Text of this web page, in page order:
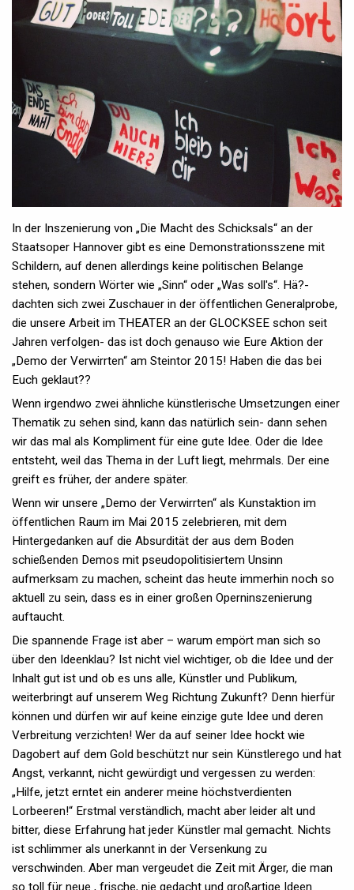
In der Inszenierung von „Die Macht des Schicksals“ an der
Staatsoper Hannover gibt es eine Demonstrationsszene mit
Schildern, auf denen allerdings keine politischen Belange
stehen, sondern Wörter wie „Sinn“ oder „Was soll's“. Hä?-
dachten sich zwei Zuschauer in der öffentlichen Generalprobe,
die unsere Arbeit im THEATER an der GLOCKSEE schon seit
Jahren verfolgen- das ist doch genauso wie Eure Aktion der
„Demo der Verwirrten“ am Steintor 2015! Haben die das bei
Euch geklaut??
Wenn irgendwo zwei ähnliche künstlerische Umsetzungen einer
Thematik zu sehen sind, kann das natürlich sein- dann sehen
wir das mal als Kompliment für eine gute Idee. Oder die Idee
entsteht, weil das Thema in der Luft liegt, mehrmals. Der eine
greift es früher, der andere später.
Wenn wir unsere „Demo der Verwirrten“ als Kunstaktion im
öffentlichen Raum im Mai 2015 zelebrieren, mit dem
Hintergedanken auf die Absurdität der aus dem Boden
schießenden Demos mit pseudopolitisiertem Unsinn
aufmerksam zu machen, scheint das heute immerhin noch so
aktuell zu sein, dass es in einer großen Operninszenierung
auftaucht.
Die spannende Frage ist aber – warum empört man sich so
über den Ideenklau? Ist nicht viel wichtiger, ob die Idee und der
Inhalt gut ist und ob es uns alle, Künstler und Publikum,
weiterbringt auf unserem Weg Richtung Zukunft? Denn hierfür
können und dürfen wir auf keine einzige gute Idee und deren
Verbreitung verzichten! Wer da auf seiner Idee hockt wie
Dagobert auf dem Gold beschützt nur sein Künstlerego und hat
Angst, verkannt, nicht gewürdigt und vergessen zu werden:
„Hilfe, jetzt erntet ein anderer meine höchstverdienten
Lorbeeren!“ Erstmal verständlich, macht aber leider alt und
bitter, diese Erfahrung hat jeder Künstler mal gemacht. Nichts
ist schlimmer als unerkannt in der Versenkung zu
verschwinden. Aber man vergeudet die Zeit mit Ärger, die man
so toll für neue , frische, nie gedacht und großartige Ideen